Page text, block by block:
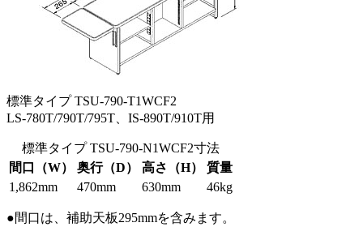
標準タイプ TSU-790-T1WCF2
LS-780T/790T/795T、IS-890T/910T用
標準タイプ TSU-790-N1WCF2寸法
間口（W）
奥行（D） 高さ（H）
質量
1,862mm
470mm 630mm 46kg
●間口は、補助天板295mmを含みます。